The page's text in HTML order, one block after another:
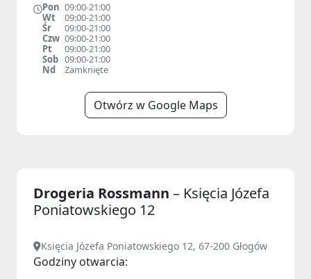
Pon 09:00-21:00
Wt
09:00-21:00
Śr
09:00-21:00
Czw 09:00-21:00
Pt
09:00-21:00
Sob 09:00-21:00
Nd
Zamknięte
Otwórz w Google Maps
Drogeria Rossmann – Księcia Józefa
Poniatowskiego 12
Księcia Józefa Poniatowskiego 12, 67-200 Głogów
Godziny otwarcia: